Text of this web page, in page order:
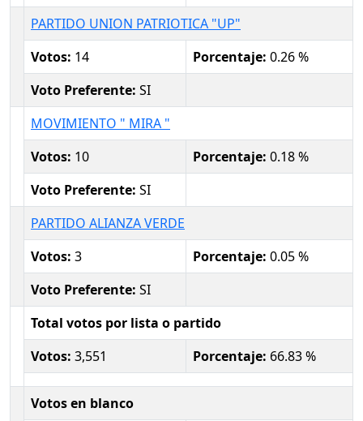
PARTIDO UNION PATRIOTICA "UP"
Votos: 14 Porcentaje: 0.26 %
Voto Preferente: SI
MOVIMIENTO " MIRA "
Votos: 10 Porcentaje: 0.18 %
Voto Preferente: SI
PARTIDO ALIANZA VERDE
Votos: 3 Porcentaje: 0.05 %
Voto Preferente: SI
Total votos por lista o partido
Votos: 3,551 Porcentaje: 66.83 %
Votos en blanco